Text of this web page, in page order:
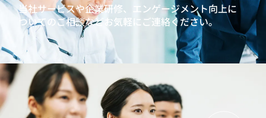
当社サービスや企業研修、エンゲージメント向上に
ついてのご相談などお気軽にご連絡ください。